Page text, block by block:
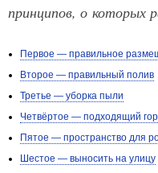
принципов, о которых
Первое — правильное
Второе — правильный полив
Третье — уборка пыли
Четвёртое — подходящий
Пятое — пространство для
Шестое — выносить на улицу